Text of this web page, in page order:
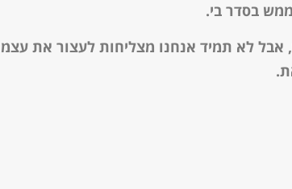
בסדר בי.
אבל לא תמיד אנחנו מצליחות לעצור את